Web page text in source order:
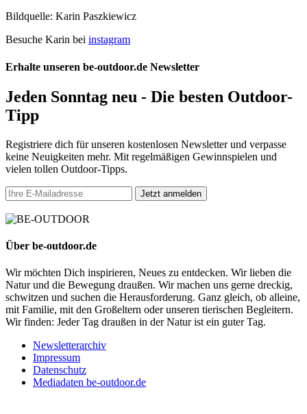
Bildquelle: Karin Paszkiewicz
Besuche Karin bei instagram
Erhalte unseren be-outdoor.de Newsletter
Jeden Sonntag neu - Die besten Outdoor-
Tipp
Registriere dich für unseren kostenlosen Newsletter und verpasse
keine Neuigkeiten mehr. Mit regelmäßigen Gewinnspielen und
vielen tollen Outdoor-Tipps.
Jetzt anmelden
Über be-outdoor.de
Wir möchten Dich inspirieren, Neues zu entdecken. Wir lieben die
Natur und die Bewegung draußen. Wir machen uns gerne dreckig,
schwitzen und suchen die Herausforderung. Ganz gleich, ob alleine,
mit Familie, mit den Großeltern oder unseren tierischen Begleitern.
Wir finden: Jeder Tag draußen in der Natur ist ein guter Tag.
Newsletterarchiv
Impressum
Datenschutz
Mediadaten be-outdoor.de